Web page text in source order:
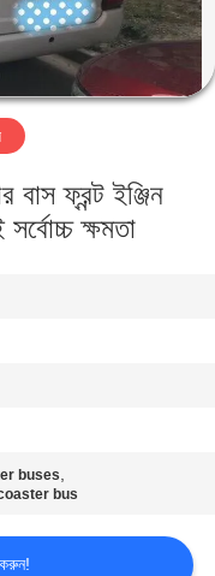
ফ্রন্ট ইঞ্জিন
ক্ষমতা
buses,
bus